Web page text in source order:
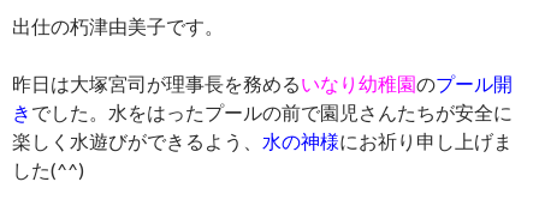
出仕の朽津由美子です。
昨日は大塚宮司が理事長を務めるいなり幼稚園のプール開
き でした。水をはったプールの前で園児さんたちが安全に
楽しく水遊びができるよう、 水の神様にお祈り申し上げま
した(^^)